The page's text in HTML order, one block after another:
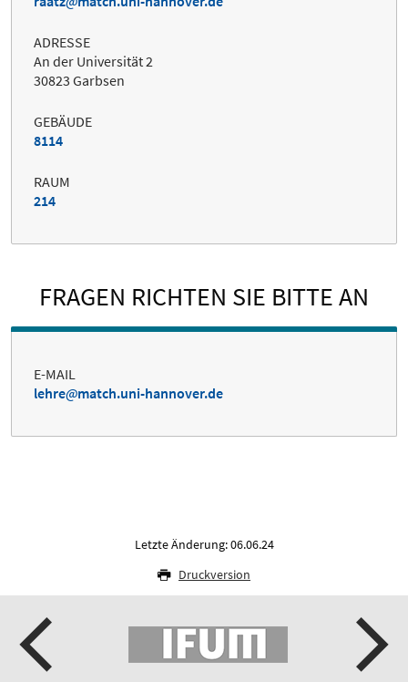
ADRESSE
An der Universität 2
30823 Garbsen
GEBÄUDE
8114
RAUM
214
FRAGEN RICHTEN SIE BITTE AN
E-MAIL
lehre
match.uni-hannover.de
Letzte Änderung: 06.06.24
Druckversion